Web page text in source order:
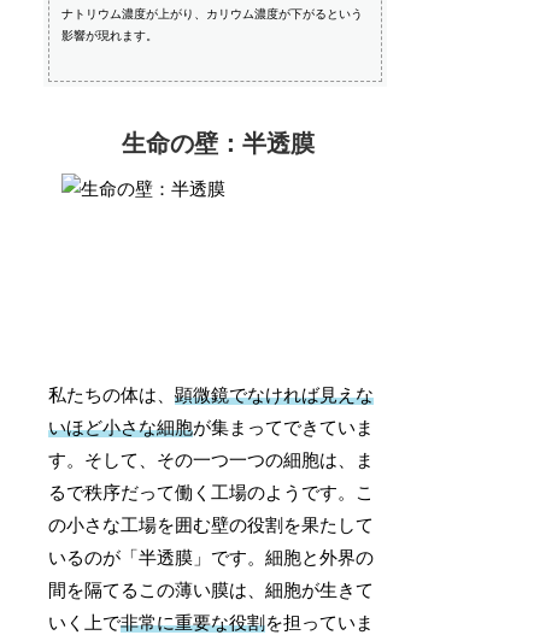
ナトリウム濃度が上がり、カリウム濃度が下がるという
影響が現れます。
生命の壁：半透膜
私たちの体は、顕微鏡でなければ見えな
いほど小さな細胞が集まってできていま
す。そして、その一つ一つの細胞は、ま
るで秩序だって働く工場のようです。こ
の小さな工場を囲む壁の役割を果たして
いるのが「半透膜」です。細胞と外界の
間を隔てるこの薄い膜は、細胞が生きて
いく上で非常に重要な役割を担っていま